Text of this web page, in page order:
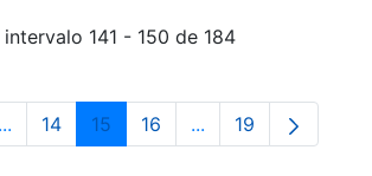
141 - 150 de 184
...Páginas intermedias Use TAB para
Página
14 Página
15 Página
16 ...PáginasPágina
19